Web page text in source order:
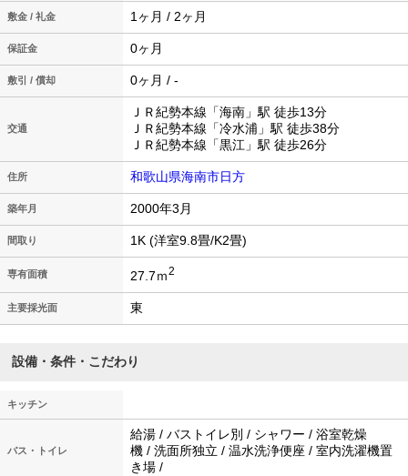
敷金 / 礼金 1ヶ月 / 2ヶ月
保証金 0ヶ月
敷引 / 償却 0ヶ月 / -
交通
ＪＲ紀勢本線「海南」駅 徒歩13分
ＪＲ紀勢本線「冷水浦」駅 徒歩38分
ＪＲ紀勢本線「黒江」駅 徒歩26分
住所 和歌山県海南市日方
築年月 2000年3月
間取り 1K (洋室9.8畳/K2畳)
専有面積 27.7ｍ2
主要採光面 東
設備・条件・こだわり
キッチン
バス・トイレ
給湯 / バストイレ別 / シャワー / 浴室乾燥
機 / 洗面所独立 / 温水洗浄便座 / 室内洗濯機置
き場 /